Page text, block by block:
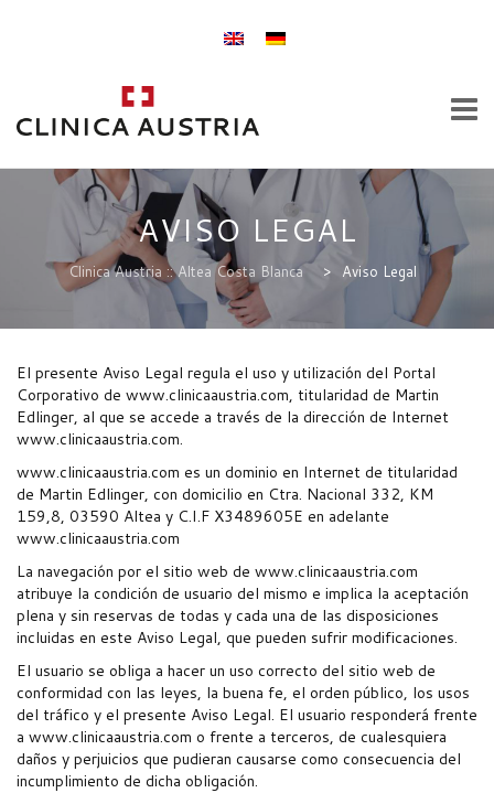
LEISTUNGEN
ÜBER UNS
KONTAKT
AVISO LEGAL
Clinica Austria :: Altea Costa Blanca > Aviso Legal
El presente Aviso Legal regula el uso y utilización del Portal
Corporativo de www.clinicaaustria.com, titularidad de Martin
Edlinger, al que se accede a través de la dirección de Internet
www.clinicaaustria.com.
www.clinicaaustria.com es un dominio en Internet de titularidad
de Martin Edlinger, con domicilio en Ctra. Nacional 332, KM
159,8, 03590 Altea y C.I.F X3489605E en adelante
www.clinicaaustria.com
La navegación por el sitio web de www.clinicaaustria.com
atribuye la condición de usuario del mismo e implica la aceptación
plena y sin reservas de todas y cada una de las disposiciones
incluidas en este Aviso Legal, que pueden sufrir modificaciones.
El usuario se obliga a hacer un uso correcto del sitio web de
conformidad con las leyes, la buena fe, el orden público, los usos
del tráfico y el presente Aviso Legal. El usuario responderá frente
a www.clinicaaustria.com o frente a terceros, de cualesquiera
daños y perjuicios que pudieran causarse como consecuencia del
incumplimiento de dicha obligación.